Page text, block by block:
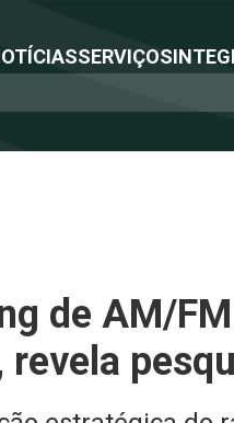
SERVIÇOS
de AM/